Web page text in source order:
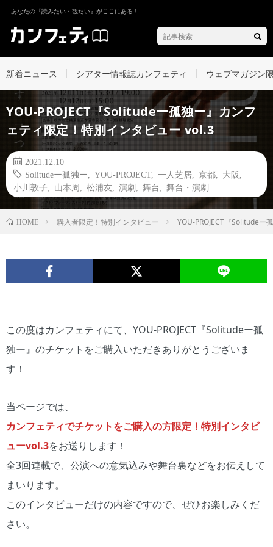
あなたの『読みたい・観たい』がここにある！
新着ニュース シアター情報誌カンフェティ ウェブマガジン
YOU-PROJECT『Solitudeー孤独ー』カンフ
ェティ限定！特別インタビュー vol.3
2021.12.10
Solitudeー孤独ー
YOU-PROJECT, 一人芝居 京都 大阪
小川敦子
山本周 松浦友 演劇 舞台 舞台・演劇
HOME 購入者限定！特別インタビュー YOU-PROJECT『Solitude
この度はカンフェティにて、YOU-PROJECT『Solitudeー孤
独ー』のチケットをご購入いただきありがとうございま
す！
当ページでは、
カンフェティでチケットをご購入の方限定！特別インタビ
ューvol.3をお送りします！
全3回連載で、公演への意気込みや舞台裏などをお伝えして
まいります。
このインタビューだけの内容ですので、ぜひお楽しみくだ
さい。